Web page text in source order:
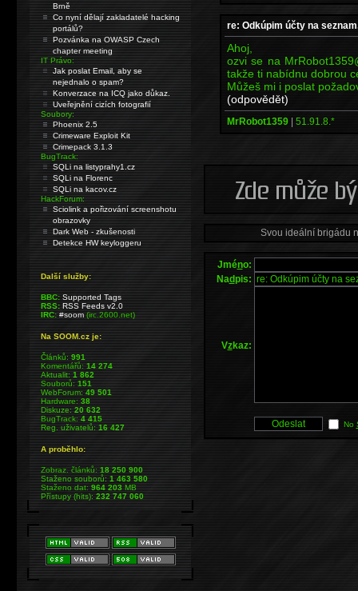
re: Odkúpim účty na
Ahoj,
ozvi se na
takže ti nabídnu dobrou
Můžeš mi i poslat
(odpovědět)
MrRobot1359 | 51.91.8.*
Svou ideální brigádu
Jméno:
Nadpis:
Vzkaz:
No
Brně
Co nyní dělají zakladatelé hacking
portálů?
Pozvánka na OWASP Czech
chapter meeting
IT Právo:
Jak poslat Email, aby se
nejednalo o spam?
Konverzace na ICQ jako důkaz.
Uveřejnění cizích fotografií
Soubory:
Phoenix 2.5
Crimeware Exploit Kit
Crimepack 3.1.3
BugTrack:
SQLi na listyprahy1.cz
SQLi na Florenc
SQLi na kacov.cz
HackForum:
Sciolink a pořizování screenshotu
obrazovky
Dark Web - zkušenosti
Detekce HW keyloggeru
Další služby:
BBC: Supported Tags
RSS: RSS Feeds v2.0
IRC: #soom(irc.2600.net)
Na SOOM.cz je:
Článků:991
Komentářů:14 274
Aktualit:1 862
Souborů:151
WebForum:49 501
Hardware:38
Diskuze:20 632
BugTrack:4 415
Reg. uživatelů:16 427
A proběhlo:
Zobraz. článků:18 250 900
Staženo souborů:1 463 580
Staženo dat:964 203MB
Přístupy (hits):232 747 060